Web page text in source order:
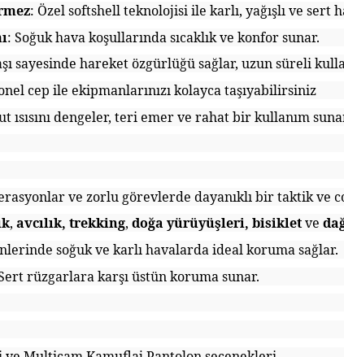
: Özel softshell teknolojisi ile karlı, yağışlı ve sert
: Soğuk hava koşullarında sıcaklık ve konfor sunar.
sayesinde hareket özgürlüğü sağlar, uzun süreli
cep ile ekipmanlarınızı kolayca taşıyabilirsiniz
ısısını dengeler, teri emer ve rahat bir kullanım
ve zorlu görevlerde dayanıklı bir taktik ve
, avcılık, trekking, doğa yürüyüşleri, bisikletve
soğuk ve karlı havalarda ideal koruma sağlar.
rüzgarlara karşı üstün koruma sunar.